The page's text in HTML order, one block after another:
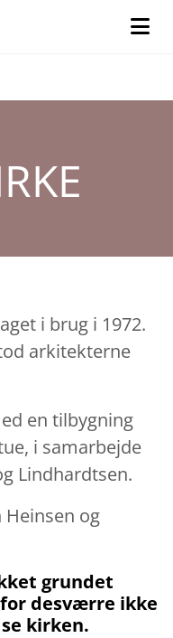
i brug i 1972.
arkitekterne
en tilbygning
i samarbejde
Lindhardtsen.
og
grundet
desværre ikke
kirken.